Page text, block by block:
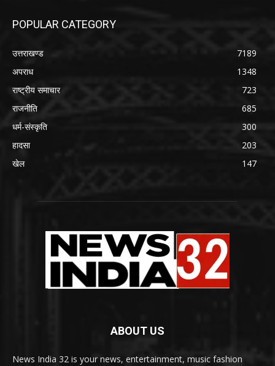
POPULAR CATEGORY
उत्तराखण्ड
7189
अपराध
1348
राष्ट्रीय समाचार
723
राजनीति
685
धर्म-संस्कृति
300
हादसा
203
खेल
147
ABOUT US
News India 32 is your news, entertainment, music fashion